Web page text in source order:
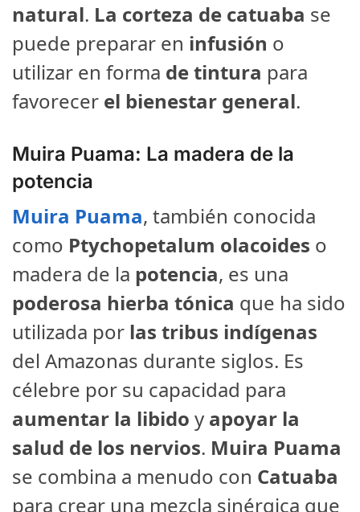
natural. La corteza de catuaba se
puede preparar en infusión o
utilizar en forma de tintura para
favorecer el bienestar general.
Muira Puama: La madera de la
potencia
Muira Puama, también conocida
como Ptychopetalum olacoides o
madera de la potencia, es una
poderosa hierba tónica que ha sido
utilizada por las tribus indígenas
del Amazonas durante siglos. Es
célebre por su capacidad para
aumentar la libido y apoyar la
salud de los nervios. Muira Puama
se combina a menudo con Catuaba
para crear una mezcla sinérgica que